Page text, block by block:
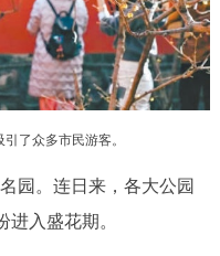
部门服务
了众多市民游客。
。连日来，各大公园
进入盛花期。